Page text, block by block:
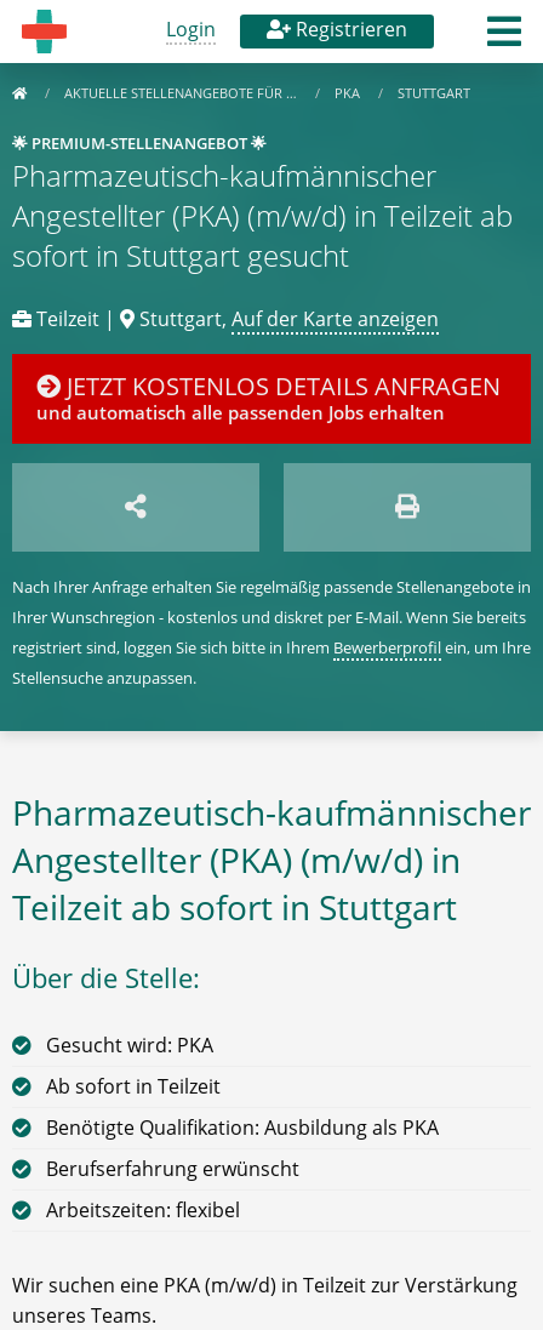
Login Registrieren
AKTUELLE STELLENANGEBOTE FÜR … PKA STUTTGART
🌟 PREMIUM-STELLENANGEBOT 🌟
Pharmazeutisch-kaufmännischer
Angestellter (PKA) (m/w/d) in Teilzeit ab
sofort in Stuttgart gesucht
Teilzeit | Stuttgart, Auf der Karte anzeigen
JETZT KOSTENLOS DETAILS ANFRAGEN
und automatisch alle passenden Jobs erhalten
Nach Ihrer Anfrage erhalten Sie regelmäßig passende Stellenangebote in
Ihrer Wunschregion - kostenlos und diskret per E-Mail. Wenn Sie bereits
registriert sind, loggen Sie sich bitte in Ihrem Bewerberprofilein, um Ihre
Stellensuche anzupassen.
Pharmazeutisch-kaufmännischer
Angestellter (PKA) (m/w/d) in
Teilzeit ab sofort in Stuttgart
Über die Stelle:
Gesucht wird: PKA
Ab sofort in Teilzeit
Benötigte Qualifikation: Ausbildung als PKA
Berufserfahrung erwünscht
Arbeitszeiten: flexibel
Wir suchen eine PKA (m/w/d) in Teilzeit zur Verstärkung
unseres Teams.